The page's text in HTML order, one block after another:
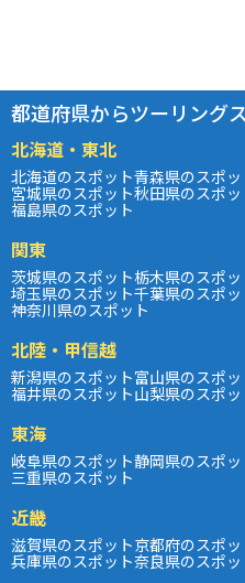
都道府県からツーリング
北海道・東北
北海道のスポット青森県のスポッ
宮城県のスポット秋田県のスポッ
福島県のスポット
関東
茨城県のスポット栃木県のスポッ
埼玉県のスポット千葉県のスポッ
神奈川県のスポット
北陸・甲信越
新潟県のスポット富山県のスポッ
福井県のスポット山梨県のスポッ
東海
岐阜県のスポット静岡県のスポッ
三重県のスポット
近畿
滋賀県のスポット京都府のスポッ
兵庫県のスポット奈良県のスポッ